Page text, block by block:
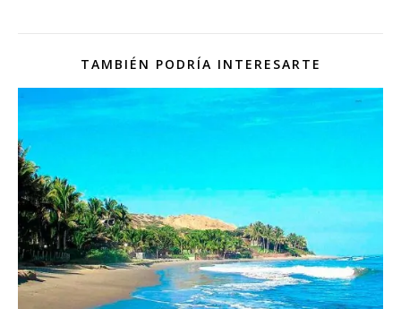
TAMBIÉN PODRÍA INTERESARTE